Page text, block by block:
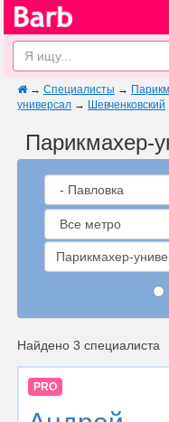
→ Специалисты →
универсал → Шевченковский
Парикмахер-
Парикмахер-
Найдено 3 специалиста
PRO